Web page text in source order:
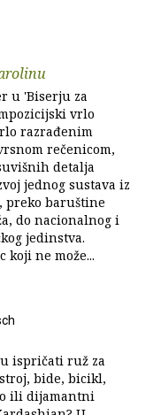
u 'Biserju za
vrlo
razrađenim
rečenicom,
detalja
jednog sustava iz
preko baruštine
do nacionalnog i
jedinstva.
ne može...
ispričati ruž za
bide, bicikl,
ili dijamantni